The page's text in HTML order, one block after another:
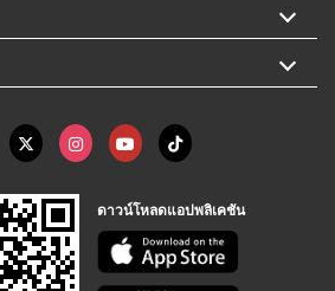
ดาวน์โหลดแอปพลิเคชัน